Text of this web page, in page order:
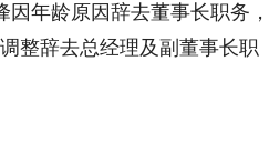
年龄原因辞去董事长职务，
整辞去总经理及副董事长职